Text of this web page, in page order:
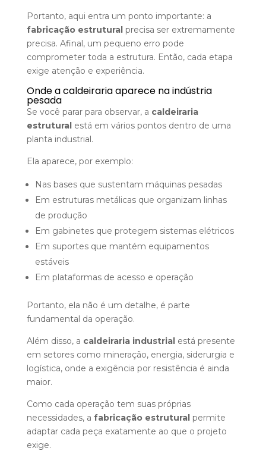
Portanto, aqui entra um ponto importante: a
fabricação estruturalprecisa ser extremamente
precisa. Afinal, um pequeno erro pode
comprometer toda a estrutura. Então, cada etapa
exige atenção e experiência.
Onde a caldeiraria aparece na indústria
pesada
Se você parar para observar, a caldeiraria
estruturalestá em vários pontos dentro de uma
planta industrial.
Ela aparece, por exemplo:
Nas bases que sustentam máquinas pesadas
Em estruturas metálicas que organizam linhas
de produção
Em gabinetes que protegem sistemas elétricos
Em suportes que mantém equipamentos
estáveis
Em plataformas de acesso e operação
Portanto, ela não é um detalhe, é parte
fundamental da operação.
Além disso, a caldeiraria industrialestá presente
em setores como mineração, energia, siderurgia e
logística, onde a exigência por resistência é ainda
maior.
Como cada operação tem suas próprias
necessidades, a fabricação estruturalpermite
adaptar cada peça exatamente ao que o projeto
exige.